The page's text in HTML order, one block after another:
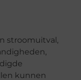
stroomuitval,
kunnen